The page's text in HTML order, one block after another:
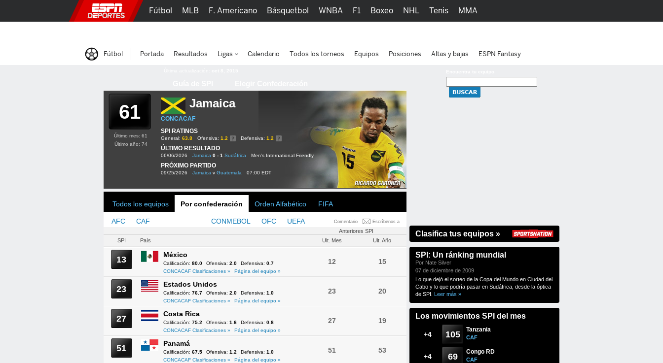
61 Jamaica
CONCACAF
SPI RATINGS
General: 63.8 Ofensiva: 1.2 Defensiva: 1.2
ÚLTIMO RESULTADO
06/06/2026 Jamaica 0 - 1 Sudáfrica Men's International Friendly
PRÓXIMO PARTIDO
09/25/2026 Jamaica v Guatemala 07:00 EDT
Último mes: 61
Último año: 74
Todos los equipos Por confederación Orden Alfabético FIFA
Comentario Escríbenos a
AFC CAF CONMEBOL OFC UEFA
Anteriores SPI
SPI
País Ult. Mes Ult. Año
13 México
Calificación: 80.0 Ofensiva: 2.0 Defensiva: 0.7
CONCACAF Clasificaciones »
Página del equipo »
12 15
23 Estados Unidos
Calificación: 76.7 Ofensiva: 2.0 Defensiva: 1.0
CONCACAF Clasificaciones »
Página del equipo »
23 20
27 Costa Rica
Calificación: 75.2 Ofensiva: 1.6 Defensiva: 0.8
CONCACAF Clasificaciones »
Página del equipo »
27 19
51 Panamá
Calificación: 67.5 Ofensiva: 1.2 Defensiva: 1.0
CONCACAF Clasificaciones »
Página del equipo »
51 53
Clasifica tus equipos »
SPI: Un ránking mundial
Por Nate Silver
07 de diciembre de 2009
Lo que dejó el sorteo de la Copa del Mundo en Ciudad del
Cabo y lo que podría pasar en Sudáfrica, desde la óptica
de SPI. Leer más »
Los movimientos SPI del mes
+4 105 Tanzania
CAF
+4 69 Congo RD
CAF
Fútbol MLB F. Americano Básquetbol WNBA F1 Boxeo NHL Tenis MMA
Fútbol Portada Resultados Ligas Calendario Todos los torneos Equipos Posiciones Altas y bajas ESPN Fantasy